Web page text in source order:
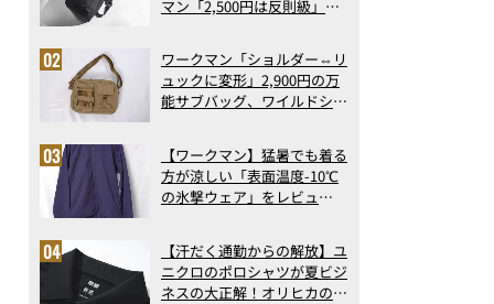
マン「2,500円は反則級」凄
ト3】（2026年6月版）
ワークマン「ショルダー⇔リ
ュックに変形」2,900円の万
能サブバッグ、ワイルドシン
記事ランキングベスト3】
（2026年6月版）
【ワークマン】猛暑でも着る
方が涼しい「表面温度-10℃
の氷撃ウェア」をレビュ
【汗だく通勤からの解放】ユ
ニクロのポロシャツが夏ビジ
ネスの大正解！オリヒカの透